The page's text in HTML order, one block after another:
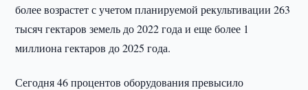
более возрастет с учетом планируемой рекультивации 263
тысяч гектаров земель до 2022 года и еще более 1
миллиона гектаров до 2025 года.
Сегодня 46 процентов оборудования превысило